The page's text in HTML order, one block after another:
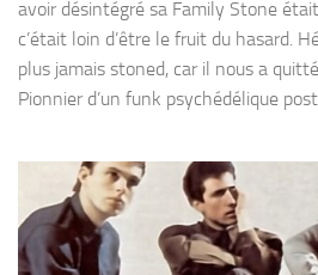
avoir désintégré sa Family Stone
c’était loin d’être le fruit du hasard.
plus jamais stoned, car il nous a
Pionnier d’un funk psychédélique